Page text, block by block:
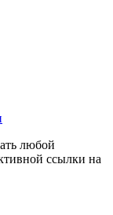
любой
ссылки на